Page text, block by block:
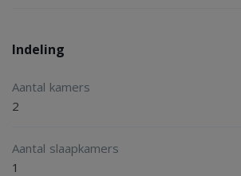
heating and € 50,00 for tv/Internet
Indeling
Aantal kamers
2
Aantal slaapkamers
1